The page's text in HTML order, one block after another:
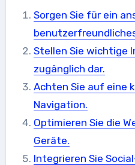
Sorgen Sie für ein
Stellen Sie wichtige
zugänglich dar.
Achten Sie auf eine
Navigation.
Optimieren Sie die
Geräte.
Integrieren Sie